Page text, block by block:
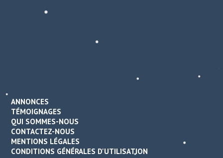
ANNONCES
TÉMOIGNAGES
QUI SOMMES-NOUS
CONTACTEZ-NOUS
MENTIONS LÉGALES
CONDITIONS GÉNÉRALES D'UTILISATION